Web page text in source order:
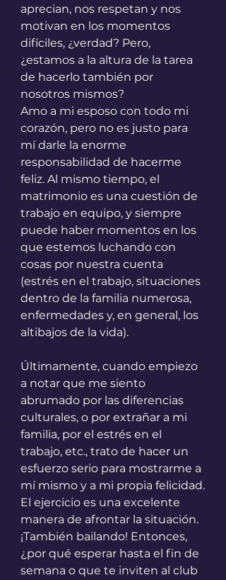
aprecian, nos respetan y nos
motivan en los momentos
difíciles, ¿verdad? Pero,
¿estamos a la altura de la tarea
de hacerlo también por
nosotros mismos?
Amo a mi esposo con todo mi
corazón, pero no es justo para
mí darle la enorme
responsabilidad de hacerme
feliz. Al mismo tiempo, el
matrimonio es una cuestión de
trabajo en equipo, y siempre
puede haber momentos en los
que estemos luchando con
cosas por nuestra cuenta
(estrés en el trabajo, situaciones
dentro de la familia numerosa,
enfermedades y, en general, los
altibajos de la vida).
Últimamente, cuando empiezo
a notar que me siento
abrumado por las diferencias
culturales, o por extrañar a mi
familia, por el estrés en el
trabajo, etc., trato de hacer un
esfuerzo serio para mostrarme a
mí mismo y a mi propia felicidad.
El ejercicio es una excelente
manera de afrontar la situación.
¡También bailando! Entonces,
¿por qué esperar hasta el fin de
semana o que te inviten al club